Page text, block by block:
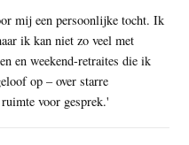
mij een persoonlijke tocht. Ik
ik kan niet zo veel met
en weekend-retraites die ik
op – over starre
voor gesprek.'